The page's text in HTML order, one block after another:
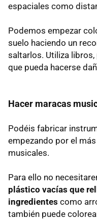
espaciales como
Podemos empezar
suelo haciendo un
saltarlos. Utiliza libros,
que pueda hacerse
Hacer maracas
Podéis fabricar
empezando por el
musicales.
Para ello no
plástico vacías que
ingredientes como
también puede